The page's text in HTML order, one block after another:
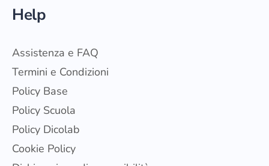
Help
Assistenza e FAQ
Termini e Condizioni
Policy Base
Policy Scuola
Policy Dicolab
Cookie Policy